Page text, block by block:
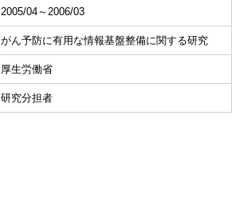
2005/04～2006/03
がん予防に有用な情報基盤整備に関する研究
厚生労働省
研究分担者